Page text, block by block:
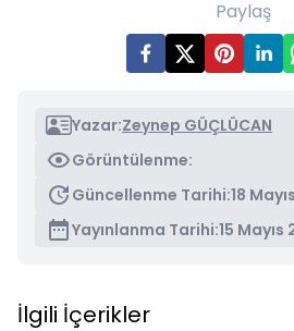
Paylaş
Yazar:Zeynep GÜÇLÜCAN
Görüntülenme:
Güncellenme Tarihi:18
Yayınlanma Tarihi:15 Mayıs
İlgili İçerikler